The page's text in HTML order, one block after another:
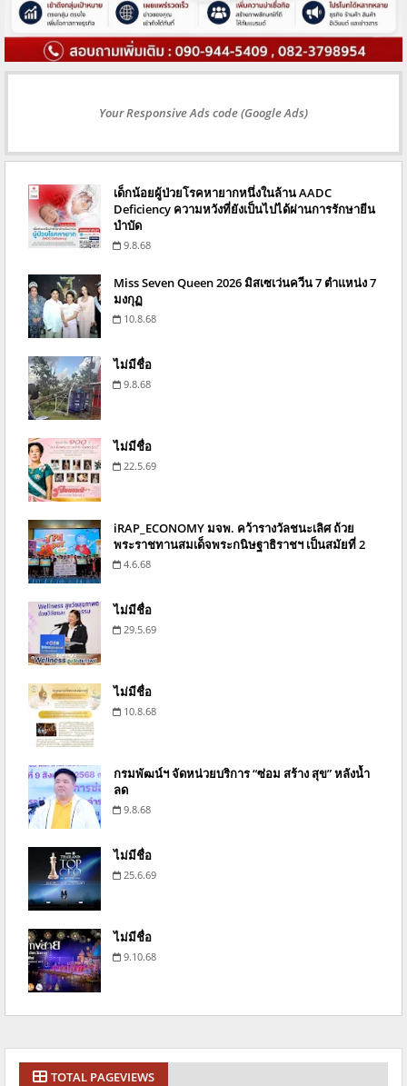
Your Responsive Ads code (Google Ads)
เด็กน้อยผู้ป่วยโรคหายากหนึ่งในล้าน AADC
Deficiency ความหวังที่ยังเป็นไปได้ผ่านการรักษายีน
บำบัด
9.8.68
Miss Seven Queen 2026 มิสเซเว่นควีน 7 ตำแหน่ง 7
มงกุฏ
10.8.68
ไม่มีชื่อ
9.8.68
ไม่มีชื่อ
22.5.69
iRAP_ECONOMY มจพ. คว้ารางวัลชนะเลิศ ถ้วย
พระราชทานสมเด็จพระกนิษฐาธิราชฯ เป็นสมัยที่ 2
4.6.68
ไม่มีชื่อ
29.5.69
ไม่มีชื่อ
10.8.68
กรมพัฒน์ฯ จัดหน่วยบริการ “ซ่อม สร้าง สุข” หลังน้ำ
ลด
9.8.68
ไม่มีชื่อ
25.6.69
ไม่มีชื่อ
9.10.68
TOTAL PAGEVIEWS